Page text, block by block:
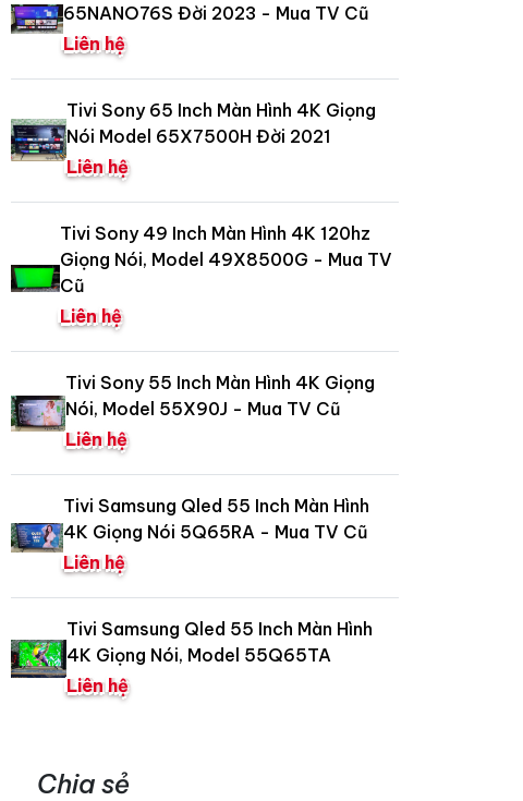
65NANO76S Đời 2023 - Mua TV Cũ
Liên hệ
Tivi Sony 65 Inch Màn Hình 4K Giọng
Nói Model 65X7500H Đời 2021
Liên hệ
Tivi Sony 49 Inch Màn Hình 4K 120hz
Giọng Nói, Model 49X8500G - Mua TV
Cũ
Liên hệ
Tivi Sony 55 Inch Màn Hình 4K Giọng
Nói, Model 55X90J - Mua TV Cũ
Liên hệ
Tivi Samsung Qled 55 Inch Màn Hình
4K Giọng Nói 5Q65RA - Mua TV Cũ
Liên hệ
Tivi Samsung Qled 55 Inch Màn Hình
4K Giọng Nói, Model 55Q65TA
Liên hệ
Chia sẻ